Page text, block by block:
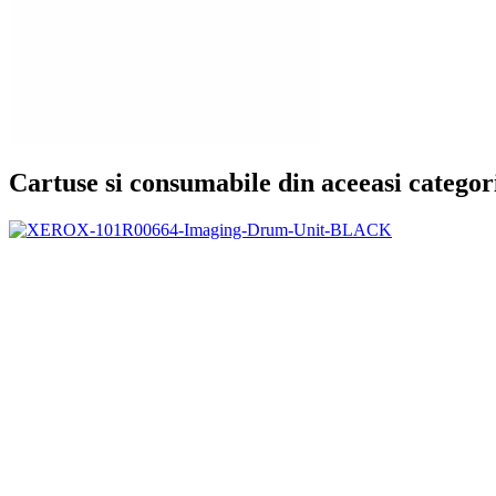
Cartuse si consumabile din aceeasi